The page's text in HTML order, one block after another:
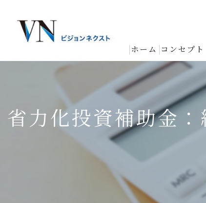
ホーム コンセプト
省力化投資補助金